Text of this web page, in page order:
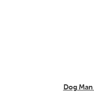
Dog